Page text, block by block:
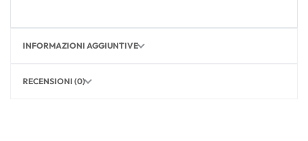
INFORMAZIONI AGGIUNTIVE
RECENSIONI (0)